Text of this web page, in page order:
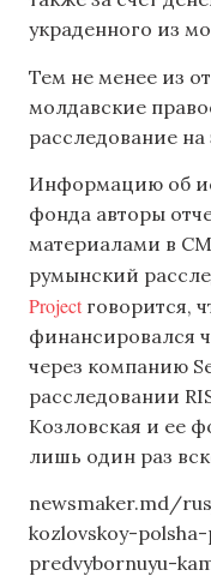
украденного из
Тем не менее из
молдавские
расследование на
Информацию об
фонда авторы
материалами в
румынский
Project говорится,
финансировался
через компанию
расследовании
Козловская и ее
лишь один раз
newsmaker.md/
kozlovskoy-
predvybornuyu-